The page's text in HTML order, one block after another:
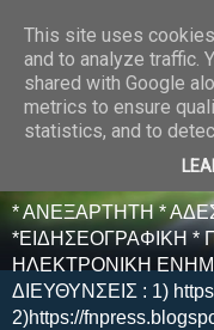
E F E N
* ΑΝΕΞΑΡΤΗΤΗ *
*ΕΙΔΗΣΕΟΓΡΑΦΙΚΗ *
ΗΛΕΚΤΡΟΝΙΚΗ
ΔΙΕΥΘΥΝΣΕΙΣ : 1)
2)https://
This site uses
and to analyze traffic.
shared with Google
metrics to ensure
statistics, and to